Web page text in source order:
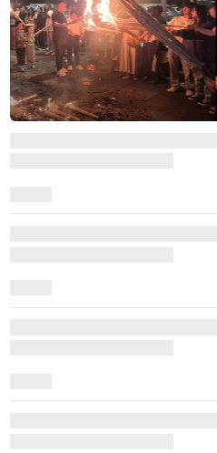
图集
江西铅山：千灯点亮葛仙村